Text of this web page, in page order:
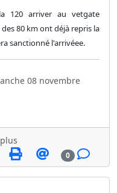
120 arriver au vetgate
80 km ont déjà repris la
sanctionné l'arrivéee.
08 novembre
0